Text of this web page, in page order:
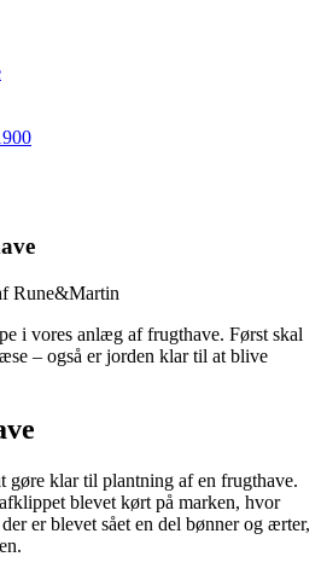
Rune&Martin
i vores anlæg af frugthave. Først skal
– også er jorden klar til at blive
gøre klar til plantning af en frugthave.
blevet kørt på marken, hvor
er blevet sået en del bønner og ærter,